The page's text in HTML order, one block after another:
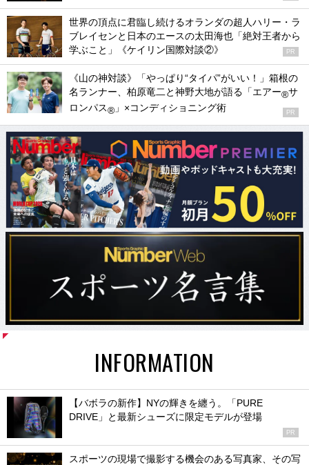
世界の頂点に君臨し続けるオランダの超人ハリー・ラ
ブレイセンと日本のエースの太田海也「絶対王者から
学ぶこと」《ケイリン国際対談②》
PR
《山の神対談》「やっぱり“タイパ”がいい！」箱根の
名ランナー、柏原竜二と神野大地が語る「エアー®サ
ロンパス® 」×コンディショニング術 PR
INFORMATION
【バボラの新作】NYの輝きを纏う。「PURE
DRIVE」と最新シューズに限定モデルが登場
PR
スポーツの現場で撮影する機会のある写真家、その写